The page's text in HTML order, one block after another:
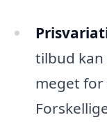
tilbud
meget